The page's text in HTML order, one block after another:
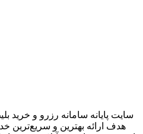
سایت پایانه سامانه رزرو و خرید
هدف ارائه بهترین و سریع‌ترین